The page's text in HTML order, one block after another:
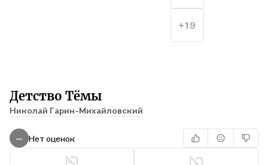
Детство Тёмы
Николай Гарин-Михайловский
— Нет оценок
+19